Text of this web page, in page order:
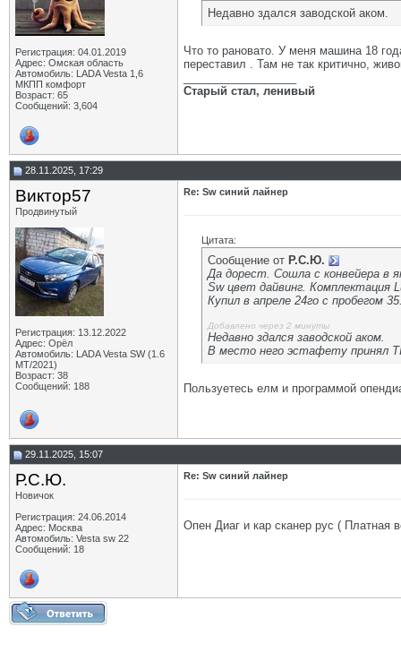
Регистрация: 04.01.2019
Адрес: Омская область
Автомобиль: LADA Vesta 1,6
МКПП комфорт
Возраст: 65
Сообщений: 3,604
Недавно здался заводской аком.
Что то рановато. У меня машина 18
переставил . Там не так критично,
Старый стал, ленивый
28.11.2025, 17:29
Виктор57
Продвинутый
Регистрация: 13.12.2022
Адрес: Орёл
Автомобиль: LADA Vesta SW (1.6
МТ/2021)
Возраст: 38
Сообщений: 188
Re: Sw синий лайнер
Цитата:
Сообщение от Р.С.Ю.
Да дорест. Сошла с конвейера в
Sw цвет дайвинг. Комплектация
Купил в апреле 24го с пробегом
Добавлено через 2 минуты
Недавно здался заводской аком.
В место него эстафету принял
Пользуетесь елм и программой
29.11.2025, 15:07
Р.С.Ю.
Новичок
Регистрация: 24.06.2014
Адрес: Москва
Автомобиль: Vesta sw 22
Сообщений: 18
Re: Sw синий лайнер
Опен Диаг и кар сканер рус ( Платная